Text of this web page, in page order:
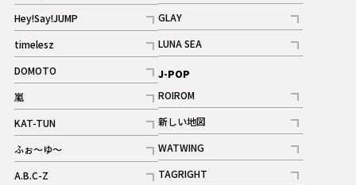
記事
ギャラリー
Hey!Say!JUMP
記事
timelesz
記事
DOMOTO
記事
嵐
記事
KAT-TUN
記事
ふぉ～ゆ～
記事
A.B.C-Z
記事
GLAY
記事
LUNA SEA
記事
J-POP
ROIROM
記事
新しい地図
記事
WATWING
記事
TAGRIGHT